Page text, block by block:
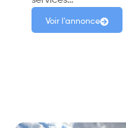
Voir l'annonce